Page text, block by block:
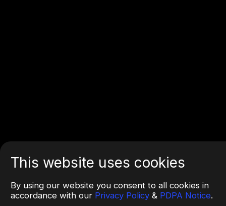
This website uses cookies
By using our website you consent to all cookies in
accordance with our Privacy Policy & PDPA Notice.